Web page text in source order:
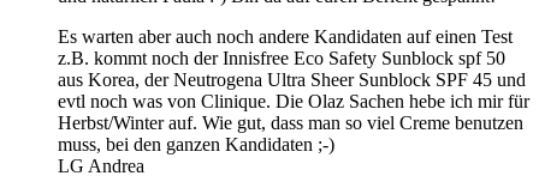
Es warten aber auch noch andere Kandidaten auf einen Test
z.B. kommt noch der Innisfree Eco Safety Sunblock spf 50
aus Korea, der Neutrogena Ultra Sheer Sunblock SPF 45 und
evtl noch was von Clinique. Die Olaz Sachen hebe ich mir für
Herbst/Winter auf. Wie gut, dass man so viel Creme benutzen
muss, bei den ganzen Kandidaten ;-)
LG Andrea